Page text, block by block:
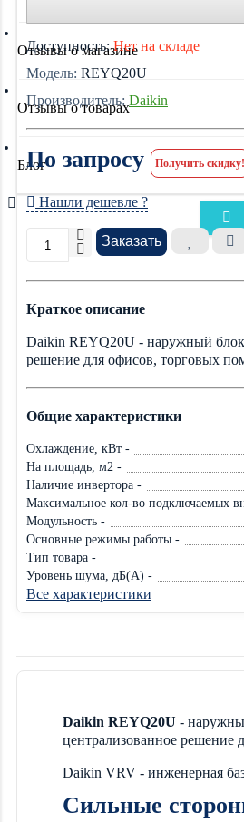
Отзывы о магазине
Отзывы о товарах
Блог
Доступность: Нет на складе
Модель: REYQ20U
Производитель: Daikin
По запросу Получить скидку!
Нашли дешевле ?
Заказать
Краткое описание
Daikin REYQ20U - наружный блок
решение для офисов, торговых
Общие характеристики
Охлаждение, кВт -
На площадь, м2 -
Наличие инвертора -
Максимальное кол-во подключаемых
Модульность -
Основные режимы работы -
Тип товара -
Уровень шума, дБ(А) -
Все характеристики
Daikin REYQ20U -
централизованное решение
Daikin VRV - инженерная
Сильные